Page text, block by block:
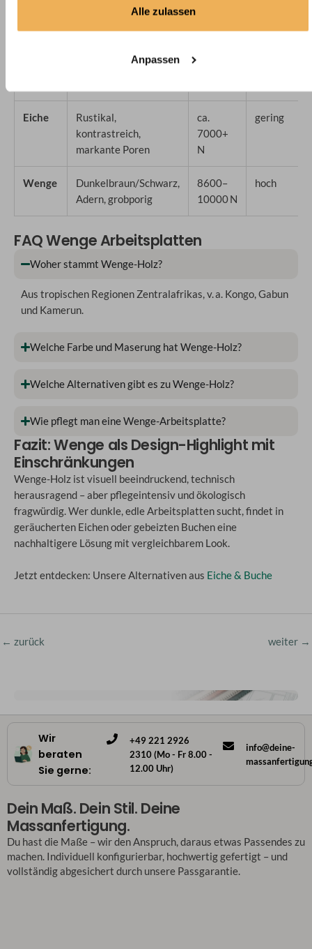
Alle zulassen
Anpassen
gleichmäßig, feine
Eiche
Rustikal,
kontrastreich,
markante Poren
ca.
7000+
N
gering
Wenge
Dunkelbraun/Schwarz,
Adern, grobporig
8600–
10000 N
hoch
FAQ Wenge Arbeitsplatten
Woher stammt Wenge-Holz?
Aus tropischen Regionen Zentralafrikas, v. a. Kongo, Gabun
und Kamerun.
Welche Farbe und Maserung hat Wenge-Holz?
Welche Alternativen gibt es zu Wenge-Holz?
Wie pflegt man eine Wenge-Arbeitsplatte?
Fazit: Wenge als Design-Highlight mit
Einschränkungen
Wenge-Holz ist visuell beeindruckend, technisch
herausragend – aber pflegeintensiv und ökologisch
fragwürdig. Wer dunkle, edle Arbeitsplatten sucht, findet in
geräucherten Eichen oder gebeizten Buchen eine
nachhaltigere Lösung mit vergleichbarem Look.
Jetzt entdecken: Unsere Alternativen aus Eiche & Buche
← zurück weiter →
Wir
beraten
Sie gerne:
+49 221 2926
2310 (Mo - Fr 8.00 -
12.00 Uhr)
info@deine-
Dein Maß. Dein Stil. Deine
Massanfertigung.
Du hast die Maße – wir den Anspruch, daraus etwas Passendes zu
machen. Individuell konfigurierbar, hochwertig gefertigt – und
vollständig abgesichert durch unsere Passgarantie.